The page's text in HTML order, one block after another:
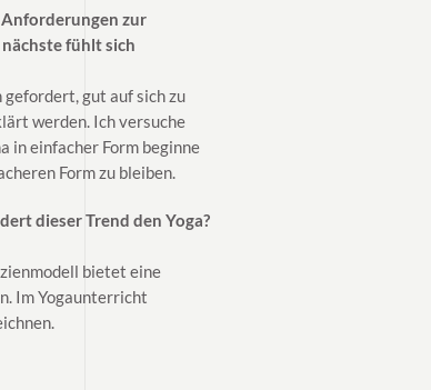
zur
fühlt sich
gut auf sich zu
werden. Ich versuche
in einfacher Form beginne
Form zu bleiben.
dieser Trend den Yoga?
bietet eine
Im Yogaunterricht